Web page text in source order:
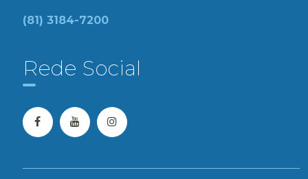
(81) 3184-7200
Rede Social